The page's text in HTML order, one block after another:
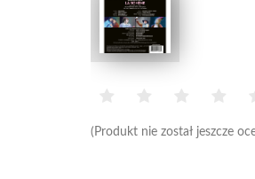
(Produkt nie został jeszcze